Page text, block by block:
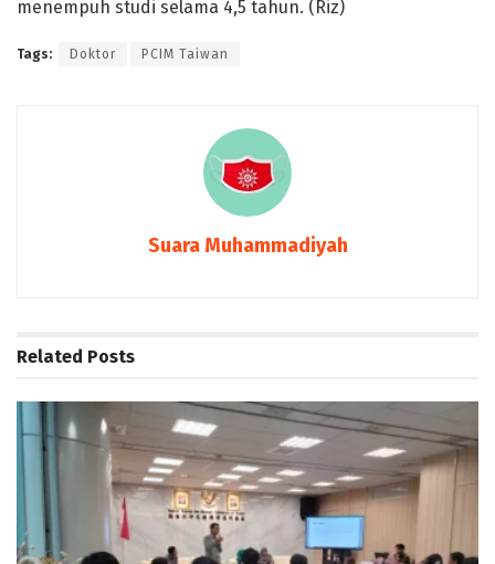
menempuh studi selama 4,5 tahun. (Riz)
Tags: Doktor PCIM Taiwan
Suara Muhammadiyah
Related Posts